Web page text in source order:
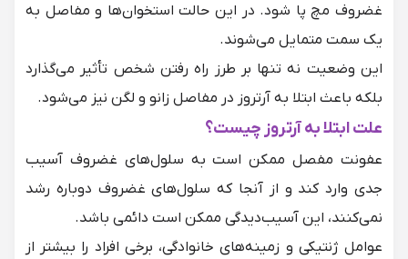
غضروف مچ پا شود. در این حالت استخوان‌ها و مفاصل به
یک سمت متمایل می‌شوند.
این وضعیت نه تنها بر طرز راه رفتن شخص تأثیر می‌گذارد
بلکه باعث ابتلا به آرتروز در مفاصل زانو و لگن نیز می‌شود.
علت ابتلا به آرتروز چیست؟
عفونت مفصل ممکن است به سلول‌های غضروف آسیب
جدی وارد کند و از آنجا که سلول‌های غضروف دوباره رشد
نمی‌کنند، این آسیب‌دیدگی ممکن است دائمی باشد.
عوامل ژنتیکی و زمینه‌های خانوادگی، برخی افراد را بیشتر از